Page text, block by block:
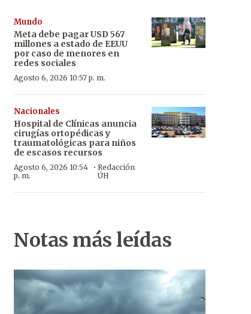
Mundo
Meta debe pagar USD 567
millones a estado de EEUU
por caso de menores en
redes sociales
Agosto 6, 2026 10:57 p. m.
Nacionales
Hospital de Clínicas anuncia
cirugías ortopédicas y
traumatológicas para niños
de escasos recursos
Agosto 6, 2026 10:54
p. m.
· Redacción
ÚH
Notas más leídas